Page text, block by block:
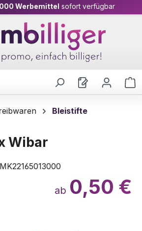
Werbemittel sofort verfügbar
Bleistifte
Wibar
MK22165013000
ab 0,50 €